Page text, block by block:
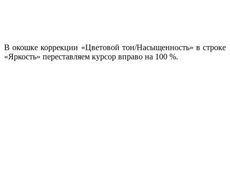
В окошке коррекции «Цветовой тон/Насыщенность» в строке
«Яркость» переставляем курсор вправо на 100 %.